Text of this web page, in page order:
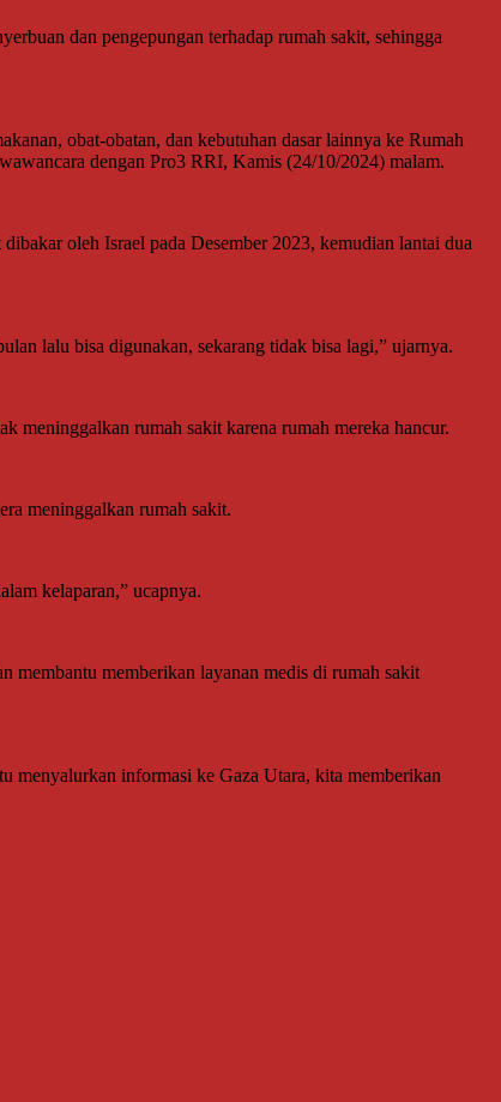
dan pengepungan terhadap rumah sakit, sehingga
obat-obatan, dan kebutuhan dasar lainnya ke Rumah
dengan Pro3 RRI, Kamis (24/10/2024) malam.
oleh Israel pada Desember 2023, kemudian lantai dua
lalu bisa digunakan, sekarang tidak bisa lagi,” ujarnya.
meninggalkan rumah sakit karena rumah mereka hancur.
meninggalkan rumah sakit.
kelaparan,” ucapnya.
membantu memberikan layanan medis di rumah sakit
menyalurkan informasi ke Gaza Utara, kita memberikan